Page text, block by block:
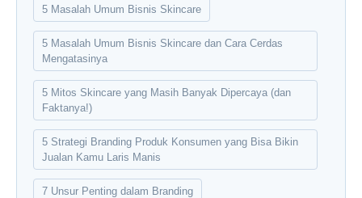
5 Masalah Umum Bisnis Skincare
5 Masalah Umum Bisnis Skincare dan Cara Cerdas
Mengatasinya
5 Mitos Skincare yang Masih Banyak Dipercaya (dan
Faktanya!)
5 Strategi Branding Produk Konsumen yang Bisa Bikin
Jualan Kamu Laris Manis
7 Unsur Penting dalam Branding